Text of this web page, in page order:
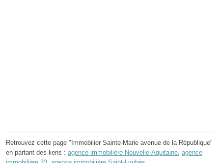
Retrouvez cette page "Immobilier Sainte-Marie avenue de la République"
en partant des liens : agence immobilière Nouvelle-Aquitaine, agence